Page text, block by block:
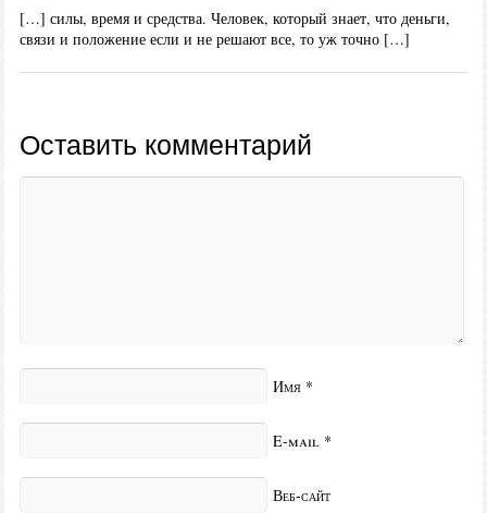
[…] силы, время и средства. Человек, который знает, что деньги,
связи и положение если и не решают все, то уж точно […]
Оставить комментарий
Имя *
E-mail *
Веб-сайт